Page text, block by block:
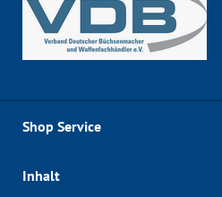
Shop Service
Inhalt